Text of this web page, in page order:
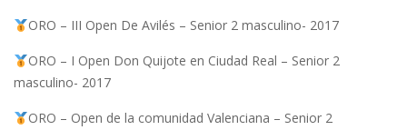
ORO – III Open De Avilés – Senior 2 masculino- 2017
ORO – I Open Don Quijote en Ciudad Real – Senior 2
masculino- 2017
ORO – Open de la comunidad Valenciana – Senior 2